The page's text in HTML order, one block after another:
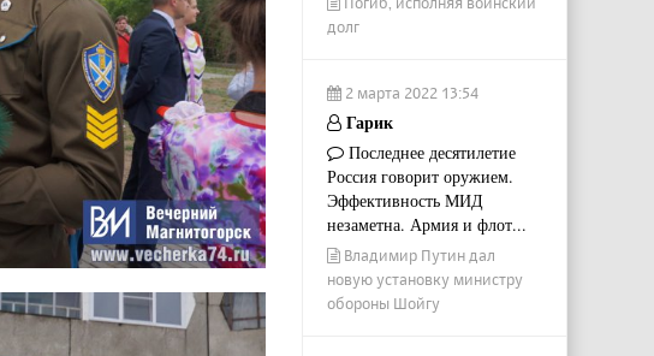
долг
2 марта 2022 13:54
Гарик
Последнее десятилетие
Россия говорит оружием.
Эффективность МИД
незаметна. Армия и флот...
Владимир Путин дал
новую установку министру
обороны Шойгу